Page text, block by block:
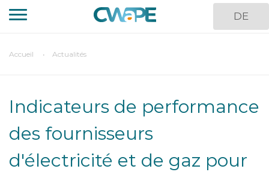
Aller
au
principal
DE
You
Accueil Actualités
Indicateurs de performance
des fournisseurs
d'électricité et de gaz pour